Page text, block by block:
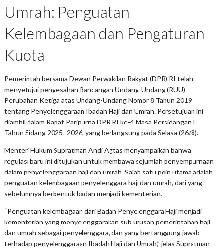
Umrah: Penguatan
Kelembagaan dan Pengaturan
Kuota
Pemerintah bersama Dewan Perwakilan Rakyat (DPR) RI telah
menyetujui pengesahan Rancangan Undang-Undang (RUU)
Perubahan Ketiga atas Undang-Undang Nomor 8 Tahun 2019
tentang Penyelenggaraan Ibadah Haji dan Umrah. Persetujuan ini
diambil dalam Rapat Paripurna DPR RI ke-4 Masa Persidangan I
Tahun Sidang 2025–2026, yang berlangsung pada Selasa (26/8).
Menteri Hukum Supratman Andi Agtas menyampaikan bahwa
regulasi baru ini ditujukan untuk membawa sejumlah penyempurnaan
dalam penyelenggaraan haji dan umrah. Salah satu poin utama adalah
penguatan kelembagaan penyelenggara haji dan umrah, dari yang
sebelumnya berbentuk badan menjadi kementerian.
“Penguatan kelembagaan dari Badan Penyelenggara Haji menjadi
kementerian yang menyelenggarakan sub urusan pemerintahan haji
dan umrah sebagai penyelenggara, dan yang bertanggung jawab
terhadap penyelenggaraan Ibadah Haji dan Umrah,” jelas Supratman